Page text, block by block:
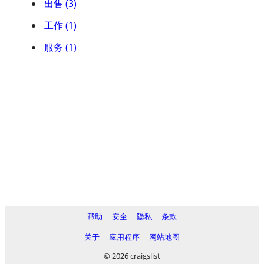
出售 (3)
工作 (1)
服务 (1)
帮助 安全 隐私
条款
关于
应用程序
网站地图
© 2026 craigslist